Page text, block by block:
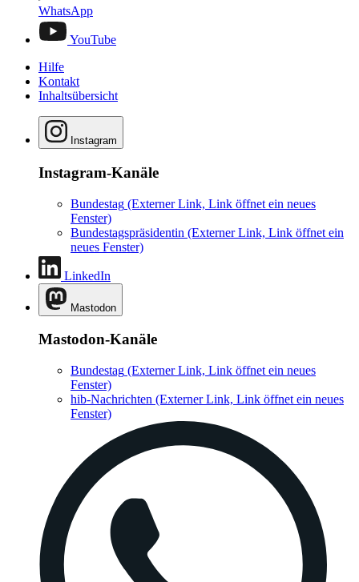
WhatsApp
YouTube
Hilfe
Kontakt
Inhaltsübersicht
Instagram
Instagram-Kanäle
Bundestag (Externer Link, Link öffnet ein neues
Fenster)
Bundestagspräsidentin (Externer Link, Link öffnet ein
neues Fenster)
LinkedIn
Mastodon
Mastodon-Kanäle
Bundestag (Externer Link, Link öffnet ein neues
Fenster)
hib-Nachrichten (Externer Link, Link öffnet ein neues
Fenster)